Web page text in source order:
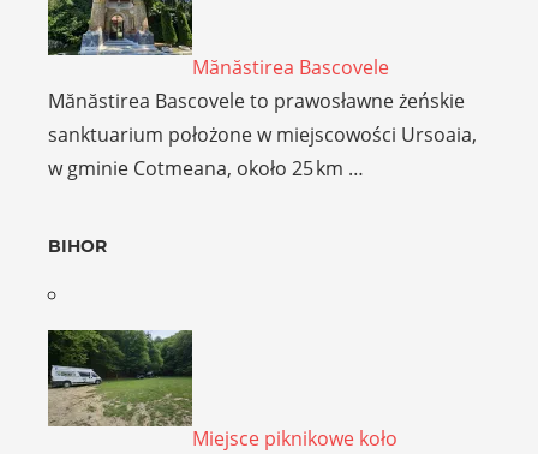
Mănăstirea Bascovele
Mănăstirea Bascovele to prawosławne żeńskie
sanktuarium położone w miejscowości Ursoaia,
w gminie Cotmeana, około 25 km …
BIHOR
Miejsce piknikowe koło